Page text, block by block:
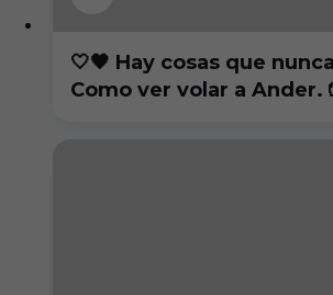
🤍🖤 Hay cosas que
Como ver volar a Ander.